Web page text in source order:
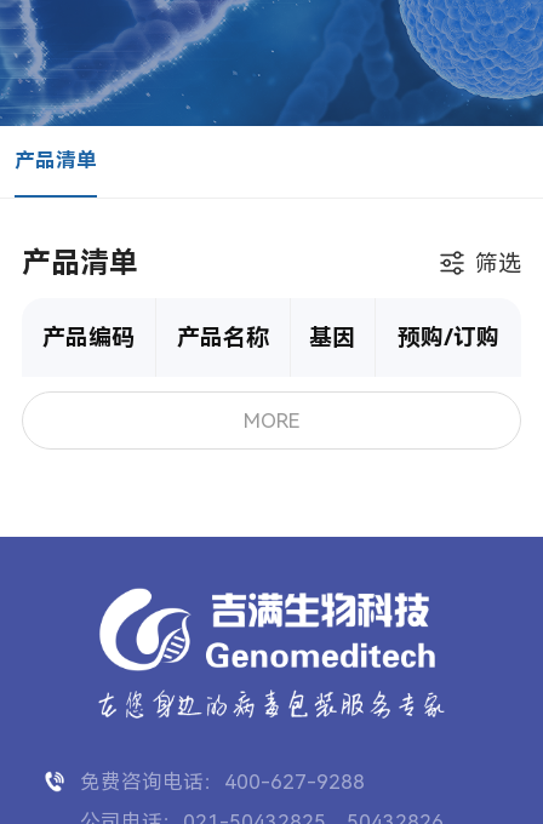
产品清单
产品清单 筛选
产品编码 产品名称 基因 预购/订购
MORE
免费咨询电话：400-627-9288